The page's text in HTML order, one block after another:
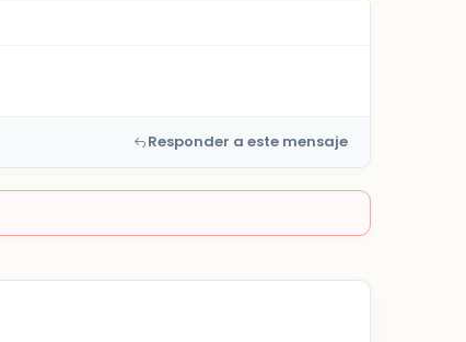
Responder a este mensaje